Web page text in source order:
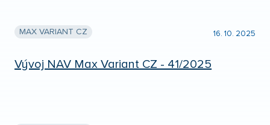
MAX VARIANT CZ 16. 10. 2025
Vývoj NAV Max Variant CZ - 41/2025